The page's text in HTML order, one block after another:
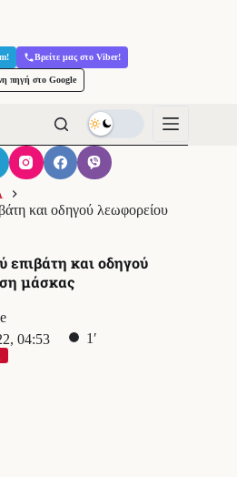
Βρείτε μας στο Viber!
πηγή στο Google
και οδηγού λεωφορείου
επιβάτη και οδηγού
μάσκας
04:53
1′